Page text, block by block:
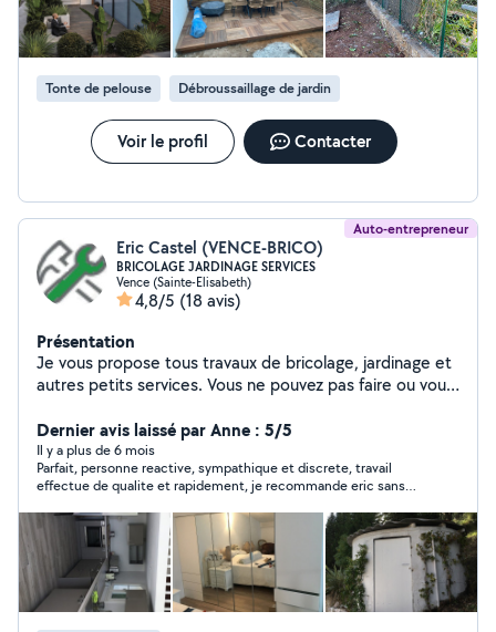
Tonte de pelouse Débroussaillage de jardin
Voir le profil Contacter
Auto-entrepreneur
Eric Castel (VENCE-BRICO)
BRICOLAGE JARDINAGE SERVICES
Vence (Sainte-Elisabeth)
4,8/5 (18 avis)
Présentation
Je vous propose tous travaux de bricolage, jardinage et
autres petits services. Vous ne pouvez pas faire ou vous
Dernier avis laissé par Anne : 5/5
Il y a plus de 6 mois
Parfait, personne reactive, sympathique et discrete, travail
effectue de qualite et rapidement, je recommande eric sans